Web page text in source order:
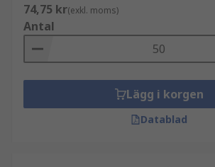
74,75 kr(exkl. moms)
Antal
Lägg i korgen
Datablad